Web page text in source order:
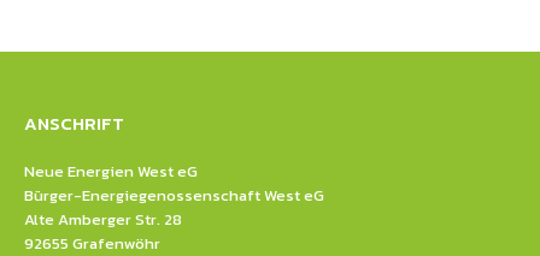
ANSCHRIFT
Neue Energien West eG
Bürger-Energiegenossenschaft West eG
Alte Amberger Str. 28
92655 Grafenwöhr